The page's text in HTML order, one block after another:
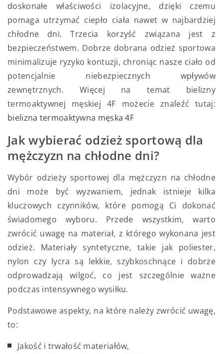
doskonałe właściwości izolacyjne, dzięki czemu
pomaga utrzymać ciepło ciała nawet w najbardziej
chłodne dni. Trzecia korzyść związana jest z
bezpieczeństwem. Dobrze dobrana odzież sportowa
minimalizuje ryzyko kontuzji, chroniąc nasze ciało od
potencjalnie niebezpiecznych wpływów
zewnętrznych.Więcej na temat bielizny
termoaktywnej męskiej 4F możecie znaleźć tutaj:
bielizna termoaktywna męska 4F
Jak wybierać odzież sportową dla
mężczyzn na chłodne dni?
Wybór odzieży sportowej dla mężczyzn na chłodne
dni może być wyzwaniem, jednak istnieje kilka
kluczowych czynników, które pomogą Ci dokonać
świadomego wyboru. Przede wszystkim, warto
zwrócić uwagę na materiał, z którego wykonana jest
odzież. Materiały syntetyczne, takie jak poliester,
nylon czy lycra są lekkie, szybkoschnące i dobrze
odprowadzają wilgoć, co jest szczególnie ważne
podczas intensywnego wysiłku.
Podstawowe aspekty, na które należy zwrócić uwagę,
to:
Jakość i trwałość materiałów,